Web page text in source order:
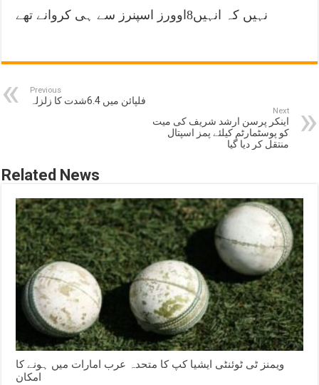
نہیں کہ انہیں8اوورز اسپنرز سے ہی کروانے تھے
Previous
فلپائن میں 6.4شدت کا زلزلہ
Next
اینکر پرسن ارشد شریف کی میت
کو پوسٹمارٹم کیلئے پمز اسپتال
منتقل کر دیا گیا
Related News
ویمنز ٹی ٹوئنٹی ایشیا کپ کا متحدہ عرب امارات میں ہونے کا
امکان